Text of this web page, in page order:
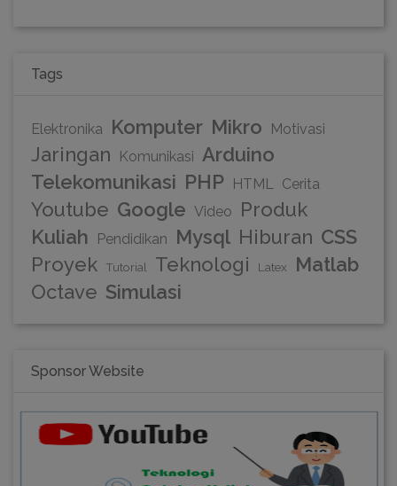
Tags
Elektronika Komputer Mikro Motivasi
Jaringan Komunikasi Arduino
Telekomunikasi PHP HTML Cerita
Youtube Google Video
Produk
Kuliah
Pendidikan Mysql Hiburan CSS
Proyek
Tutorial Teknologi Latex
Matlab
Octave Simulasi
Sponsor Website